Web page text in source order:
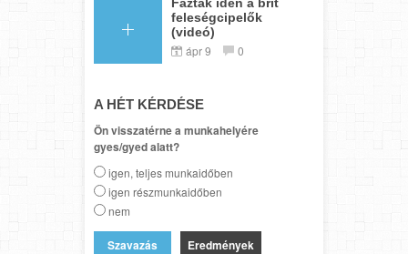
feleségcipelők
(videó)
ápr 9 0
A HÉT KÉRDÉSE
Ön visszatérne a munkahelyére
gyes/gyed alatt?
igen, teljes munkaidőben
igen részmunkaidőben
nem
Eredmények